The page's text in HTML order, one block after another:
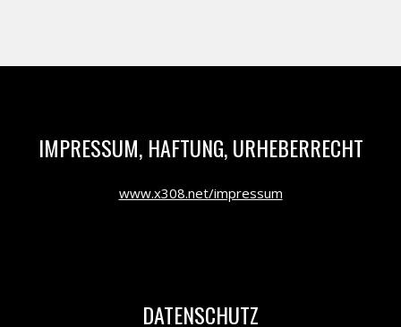
IMPRESSUM, HAFTUNG, URHEBERRECHT
www.x308.net/impressum
DATENSCHUTZ